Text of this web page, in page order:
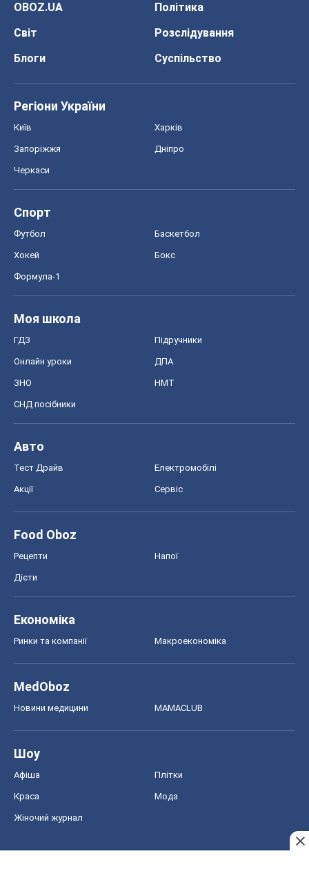
OBOZ.UA
Політика
Світ
Розслідування
Блоги
Суспільство
Регіони України
Київ Харків
Запоріжжя Дніпро
Черкаси
Спорт
Футбол Баскетбол
Хокей Бокс
Формула-1
Моя школа
ГДЗ Підручники
Онлайн уроки ДПА
ЗНО НМТ
СНД посібники
Авто
Тест Драйв Електромобілі
Акції Сервіс
Food Oboz
Рецепти Напої
Дієти
Економіка
Ринки та компанії Макроекономіка
MedOboz
Новини медицини MAMACLUB
Шоу
Афіша Плітки
Краса Мода
Жіночий журнал